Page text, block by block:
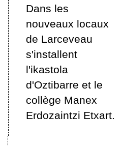
Dans les
nouveaux locaux
de Larceveau
s'installent
l'ikastola
d'Oztibarre et le
collège Manex
Erdozaintzi Etxart.